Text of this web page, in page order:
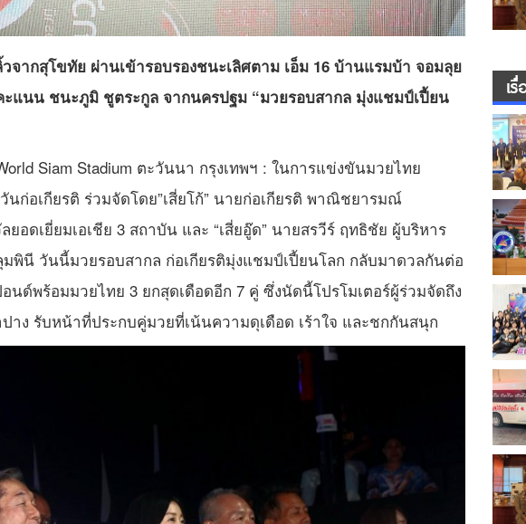
ากสุโขทัย ผ่านเข้ารอบรองชนะเลิศตาม เอ็ม 16 บ้านแรมบ้า จอมลุย
แนน ชนะภูมิ ชูตระกูล จากนครปฐม “มวยรอบสากล มุ่งแชมป์เปี้ยน
Siam Stadium ตะวันนา กรุงเทพฯ : ในการแข่งขันมวยไทย
นก่อเกียรติ ร่วมจัดโดย”เสี่ยโก้” นายก่อเกียรติ พาณิชยารมณ์
ยอดเยี่ยมเอเชีย 3 สถาบัน และ “เสี่ยอู๊ด” นายสรวีร์ ฤทธิชัย ผู้บริหาร
มพินี วันนี้มวยรอบสากล ก่อเกียรติมุ่งแชมป์เปี้ยนโลก กลับมาดวลกันต่อ
นด์พร้อมมวยไทย 3 ยกสุดเดือดอีก 7 คู่ ซึ่งนัดนี้โปรโมเตอร์ผู้ร่วมจัดถึง
ปาง รับหน้าที่ประกบคู่มวยที่เน้นความดุเดือด เร้าใจ และชกกันสนุก
เ